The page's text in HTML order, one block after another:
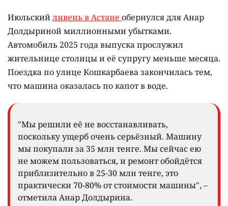
Июльскийливень в Астане обернулся для Анар
Долдыриной миллионными убытками.
Автомобиль 2025 года выпуска прослужил
жительнице столицы и её супругу меньше месяца.
Поездка по улице Кошкарбаева закончилась тем,
что машина оказалась по капот в воде.
"Мы решили её не восстанавливать,
поскольку ущерб очень серьёзный. Машину
мы покупали за 35 млн тенге. Мы сейчас ею
не можем пользоваться, и ремонт обойдётся
приблизительно в 25-30 млн тенге, это
практически 70-80% от стоимости машины", –
отметила Анар Долдырина.